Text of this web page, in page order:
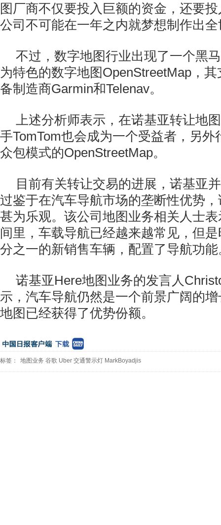
图厂商不仅要投入巨额的资金，还要
公司不可能在一年之内就梦想制作出
不过，数字地图行业出现了一个黑
为特色的数字地图OpenStreetMap，
备制造商Garmin和Telenav。
上述分析师表示，在诺基亚转让地
手TomTom也会成为一个受益者，另
众包模式的OpenStreetMap。
目前有关转让交易的进展，诺基亚
过鉴于在汽车导航市场的垄断性优势
甚为乐观。该公司地图业务相关人士
间里，车载导航已经越来越常见，但
分之一的新销售车辆，配置了导航功能
诺基亚Here地图业务的发言人
示，汽车导航仍然是一个前景广阔的
地图已经获得了优势份额。
标签： 地图业务 谷歌 Uber 交通警示灯 MarkBoyadjis